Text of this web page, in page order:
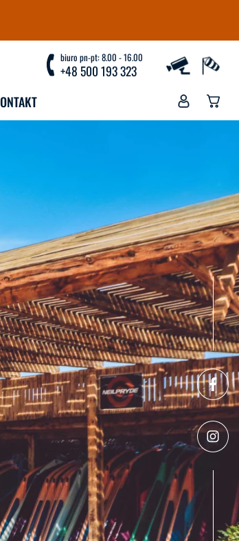
biuro pn-pt: 8.00 - 16.00
+48 500 193 323
WINDSURFINGU
PRZECHOWALNIA
KONTAKT